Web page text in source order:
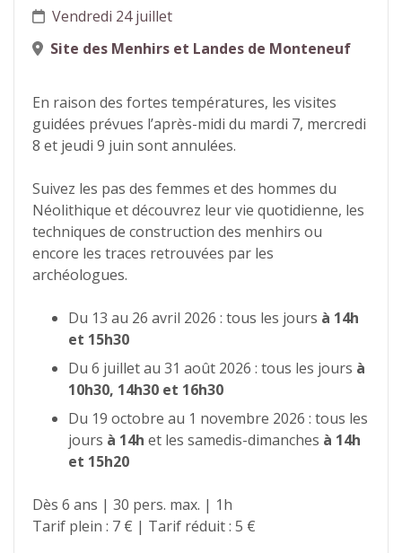
Vendredi 24 juillet
Site des Menhirs et Landes de Monteneuf
En raison des fortes températures, les visites
guidées prévues l’après-midi du mardi 7, mercredi
8 et jeudi 9 juin sont annulées.
Suivez les pas des femmes et des hommes du
Néolithique et découvrez leur vie quotidienne, les
techniques de construction des menhirs ou
encore les traces retrouvées par les
archéologues.
Du 13 au 26 avril 2026 : tous les jours à 14h
et 15h30
Du 6 juillet au 31 août 2026 : tous les jours à
10h30, 14h30 et 16h30
Du 19 octobre au 1 novembre 2026 : tous les
jours à 14h et les samedis-dimanches à 14h
et 15h20
Dès 6 ans | 30 pers. max. | 1h
Tarif plein : 7 € | Tarif réduit : 5 €